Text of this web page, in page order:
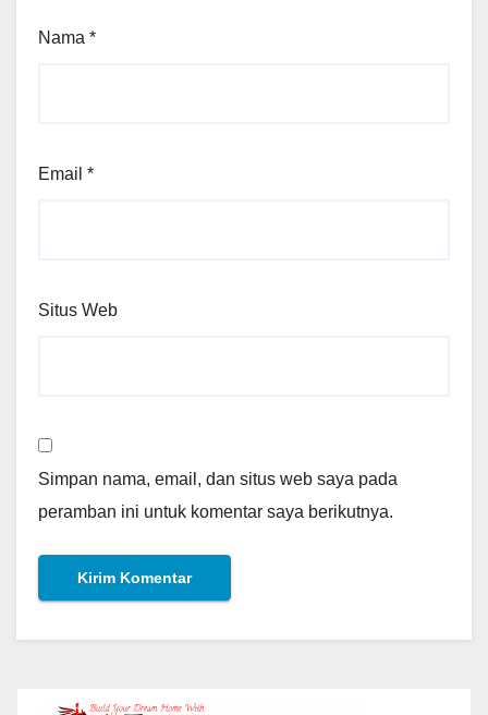
Nama *
Email *
Situs Web
Simpan nama, email, dan situs web saya pada
peramban ini untuk komentar saya berikutnya.